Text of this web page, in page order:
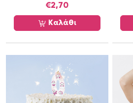
π
ο
€2,70
Καλάθι